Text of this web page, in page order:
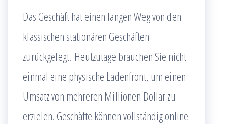
Das Geschäft hat einen langen Weg von den
klassischen stationären Geschäften
zurückgelegt. Heutzutage brauchen Sie nicht
einmal eine physische Ladenfront, um einen
Umsatz von mehreren Millionen Dollar zu
erzielen. Geschäfte können vollständig online